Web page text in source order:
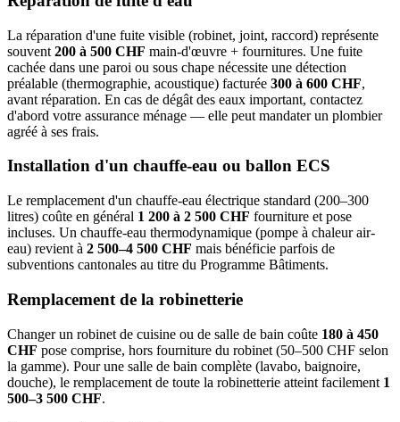
La réparation d'une fuite visible (robinet, joint, raccord) représente
souvent 200 à 500 CHF main-d'œuvre + fournitures. Une fuite
cachée dans une paroi ou sous chape nécessite une détection
préalable (thermographie, acoustique) facturée 300 à 600 CHF,
avant réparation. En cas de dégât des eaux important, contactez
d'abord votre assurance ménage — elle peut mandater un plombier
agréé à ses frais.
Installation d'un chauffe-eau ou ballon ECS
Le remplacement d'un chauffe-eau électrique standard (200–300
litres) coûte en général 1 200 à 2 500 CHF fourniture et pose
incluses. Un chauffe-eau thermodynamique (pompe à chaleur air-
eau) revient à 2 500–4 500 CHF mais bénéficie parfois de
subventions cantonales au titre du Programme Bâtiments.
Remplacement de la robinetterie
Changer un robinet de cuisine ou de salle de bain coûte 180 à 450
CHF pose comprise, hors fourniture du robinet (50–500 CHF selon
la gamme). Pour une salle de bain complète (lavabo, baignoire,
douche), le remplacement de toute la robinetterie atteint facilement 1
500–3 500 CHF.